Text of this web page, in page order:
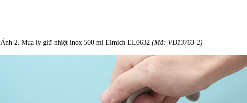
Ảnh 2. Mua ly giữ nhiệt inox 500 ml Elmich EL0632 (Mã: VD13763-2)